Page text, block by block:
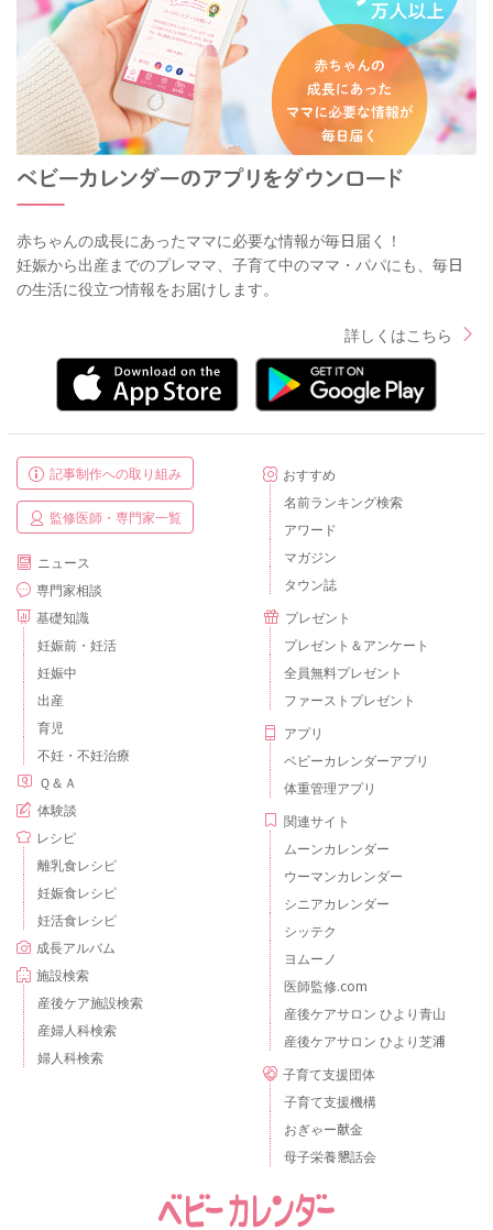
赤ちゃんの成長にあったママに必要な情報が毎日届く！
妊娠から出産までのプレママ、子育て中のママ・パパにも、毎日
の生活に役立つ情報をお届けします。
詳しくはこちら
記事制作への取り組み
監修医師・専門家一覧
ニュース
専門家相談
基礎知識
妊娠前・妊活
妊娠中
出産
育児
不妊・不妊治療
Ｑ＆Ａ
体験談
レシピ
離乳食レシピ
妊娠食レシピ
妊活食レシピ
成長アルバム
施設検索
産後ケア施設検索
産婦人科検索
婦人科検索
おすすめ
名前ランキング検索
アワード
マガジン
タウン誌
プレゼント
プレゼント＆アンケート
全員無料プレゼント
ファーストプレゼント
アプリ
ベビーカレンダーアプリ
体重管理アプリ
関連サイト
ムーンカレンダー
ウーマンカレンダー
シニアカレンダー
シッテク
ヨムーノ
医師監修.com
産後ケアサロン ひより青山
産後ケアサロン ひより芝浦
子育て支援団体
子育て支援機構
おぎゃー献金
母子栄養懇話会